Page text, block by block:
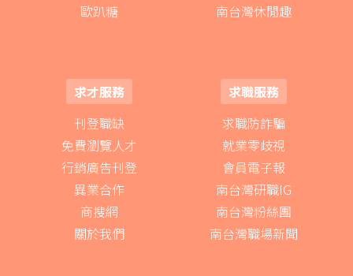
歐趴糖
南台灣休閒趣
求才服務
刊登職缺
免費瀏覽人才
行銷廣告刊登
異業合作
商搜網
關於我們
求職服務
求職防詐騙
就業零歧視
會員電子報
南台灣研職IG
南台灣粉絲團
南台灣職場新聞